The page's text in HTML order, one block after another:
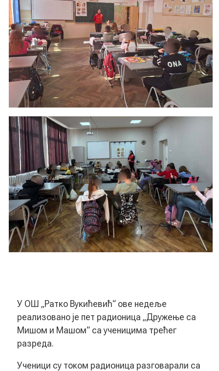
У ОШ „Ратко Вукићевић“ ове недеље
реализовано је пет радионица „Дружење са
Мишом и Машом“ са ученицима трећег
разреда.
Ученици су током радионица разговарали са